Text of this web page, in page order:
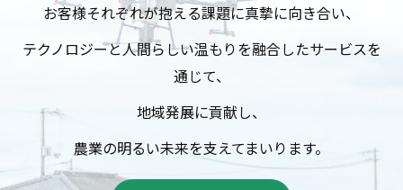
お客様それぞれが抱える課題に真摯に向き合い、
テクノロジーと人間らしい温もりを融合したサービスを
通じて、
地域発展に貢献し、
農業の明るい未来を支えてまいります。